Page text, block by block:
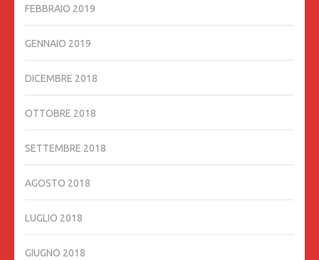
FEBBRAIO 2019
GENNAIO 2019
DICEMBRE 2018
OTTOBRE 2018
SETTEMBRE 2018
AGOSTO 2018
LUGLIO 2018
GIUGNO 2018